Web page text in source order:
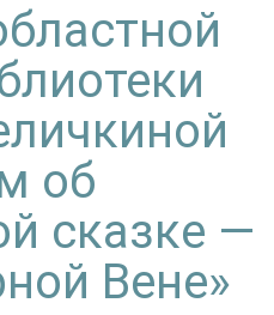
об
сказке —
Вене»